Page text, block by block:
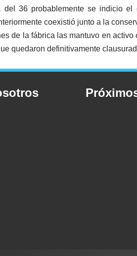
del 36 probablemente se indicio
coexistió junto a la
de la fábrica las mantuvo en
quedaron definitivamente